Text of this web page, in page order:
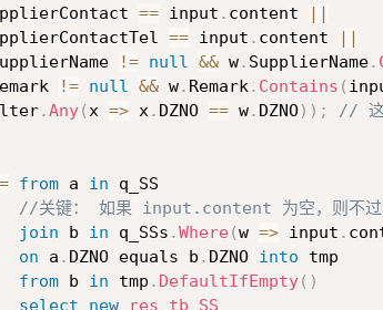
== input . content
||
== input . content
||
!= null && w. SupplierName.
!= null && w. Remark. Contains (
.Any(x => x. DZNO == w. DZNO) ) ;
//
= from a in q_SS
//关键： 如果 input.content 为空，则不过
join b in q_SSs .Where(w => input .
on a . DZNO equals b . DZNO into tmp
from b in tmp . DefaultIfEmpty( )
select
new
res_tb_SS